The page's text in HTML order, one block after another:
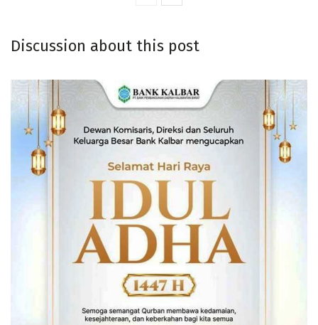
Discussion about this post